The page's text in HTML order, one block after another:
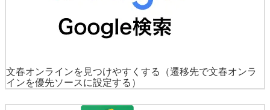
文春オンラインを見つけやすくする
（遷移先で文春オンラ
インを優先ソースに設定する）